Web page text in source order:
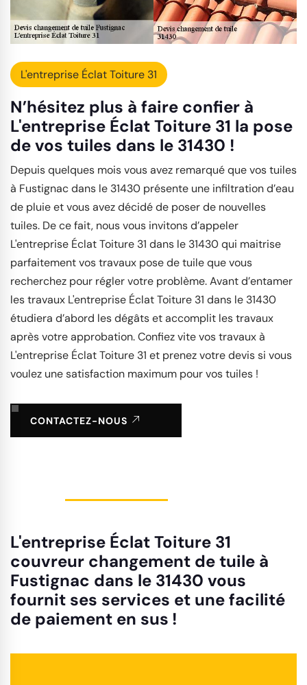
L'entreprise Éclat Toiture 31
N’hésitez plus à faire confier à
L'entreprise Éclat Toiture 31 la pose
de vos tuiles dans le 31430 !
Depuis quelques mois vous avez remarqué que vos tuiles
à Fustignac dans le 31430 présente une infiltration d’eau
de pluie et vous avez décidé de poser de nouvelles
tuiles. De ce fait, nous vous invitons d’appeler
L'entreprise Éclat Toiture 31 dans le 31430 qui maitrise
parfaitement vos travaux pose de tuile que vous
recherchez pour régler votre problème. Avant d’entamer
les travaux L'entreprise Éclat Toiture 31 dans le 31430
étudiera d’abord les dégâts et accomplit les travaux
après votre approbation. Confiez vite vos travaux à
L'entreprise Éclat Toiture 31 et prenez votre devis si vous
voulez une satisfaction maximum pour vos tuiles !
CONTACTEZ-NOUS
L'entreprise Éclat Toiture 31
couvreur changement de tuile à
Fustignac dans le 31430 vous
fournit ses services et une facilité
de paiement en sus !